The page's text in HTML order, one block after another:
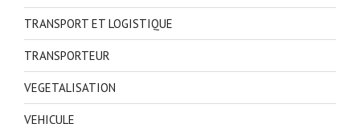
TRANSPORT ET LOGISTIQUE
TRANSPORTEUR
VEGETALISATION
VEHICULE